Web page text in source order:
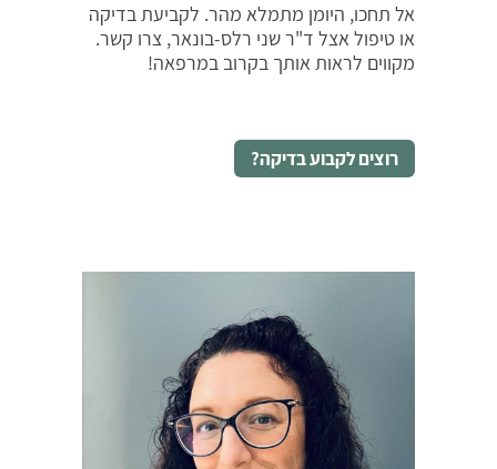
אל תחכו, היומן מתמלא מהר. לקביעת בדיקה
או טיפול אצל ד"ר שני רלס-בונאר, צרו קשר.
מקווים לראות אותך בקרוב במרפאה!
רוצים לקבוע בדיקה?